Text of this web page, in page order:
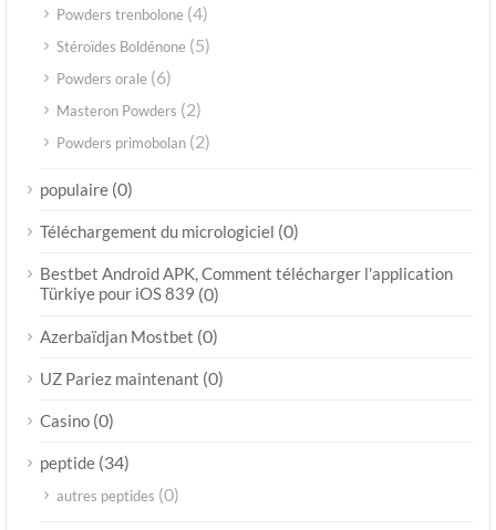
Powders trenbolone (4)
Stéroïdes Boldénone (5)
Powders orale (6)
Masteron Powders (2)
Powders primobolan (2)
populaire (0)
Téléchargement du micrologiciel (0)
Bestbet Android APK, Comment télécharger l'application
Türkiye pour iOS 839 (0)
Azerbaïdjan Mostbet (0)
UZ Pariez maintenant (0)
Casino (0)
peptide (34)
autres peptides (0)